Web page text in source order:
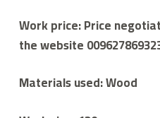
Work price: Price
the website
Materials used: Wood